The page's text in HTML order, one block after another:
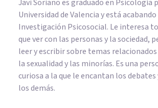
Javi Soriano es graduado en Psicología
Universidad de Valencia y está
Investigación Psicosocial. Le interesa
que ver con las personas y la sociedad,
leer y escribir sobre temas
la sexualidad y las minorías. Es una
curiosa a la que le encantan los debates
los demás.